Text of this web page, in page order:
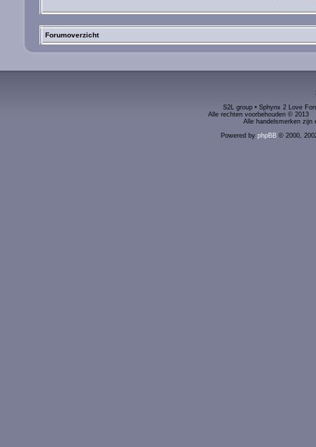
Forumoverzicht
S2L group • Sphynx 2 Love
Alle rechten voorbehouden ©
Alle handelsmerken zijn
Powered by phpBB© 2000,